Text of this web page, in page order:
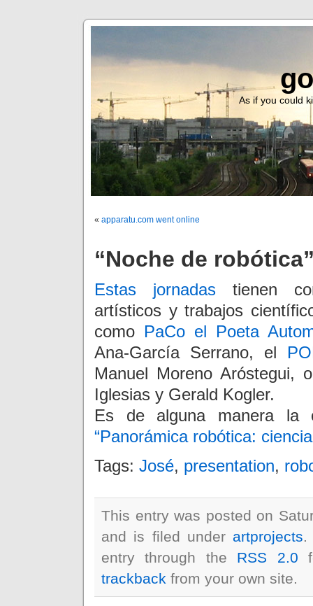
As if you could
« apparatu.com went online
“Noche de
Estas jornadas tienen
artísticos y trabajos
como PaCo el Poeta
Ana-García Serrano, el
Manuel Moreno Aróstegui,
Iglesias y Gerald Kogler.
Es de alguna manera la
“Panorámica robótica:
Tags: José, presentation,
This entry was posted on
and is filed under artprojects.
entry through the RSS 2.0
trackback from your own site.